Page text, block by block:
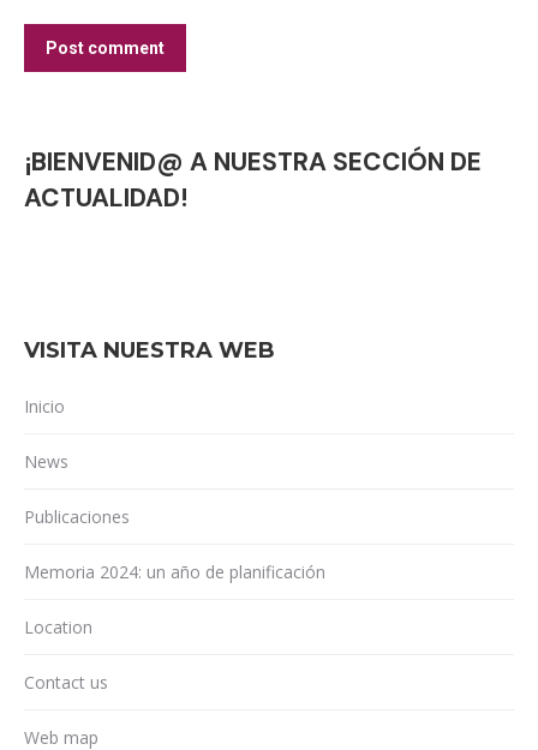
Post comment
¡BIENVENID@ A NUESTRA SECCIÓN DE
ACTUALIDAD!
VISITA NUESTRA WEB
Inicio
News
Publicaciones
Memoria 2024: un año de planificación
Location
Contact us
Web map